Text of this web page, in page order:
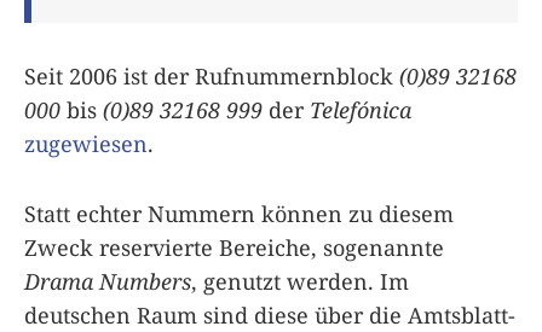
Seit 2006 ist der Rufnummernblock (0)89 32168
000 bis (0)89 32168 999 der Telefónica
zugewiesen.
Statt echter Nummern können zu diesem
Zweck reservierte Bereiche, sogenannte
Drama Numbers, genutzt werden. Im
deutschen Raum sind diese über die Amtsblatt-